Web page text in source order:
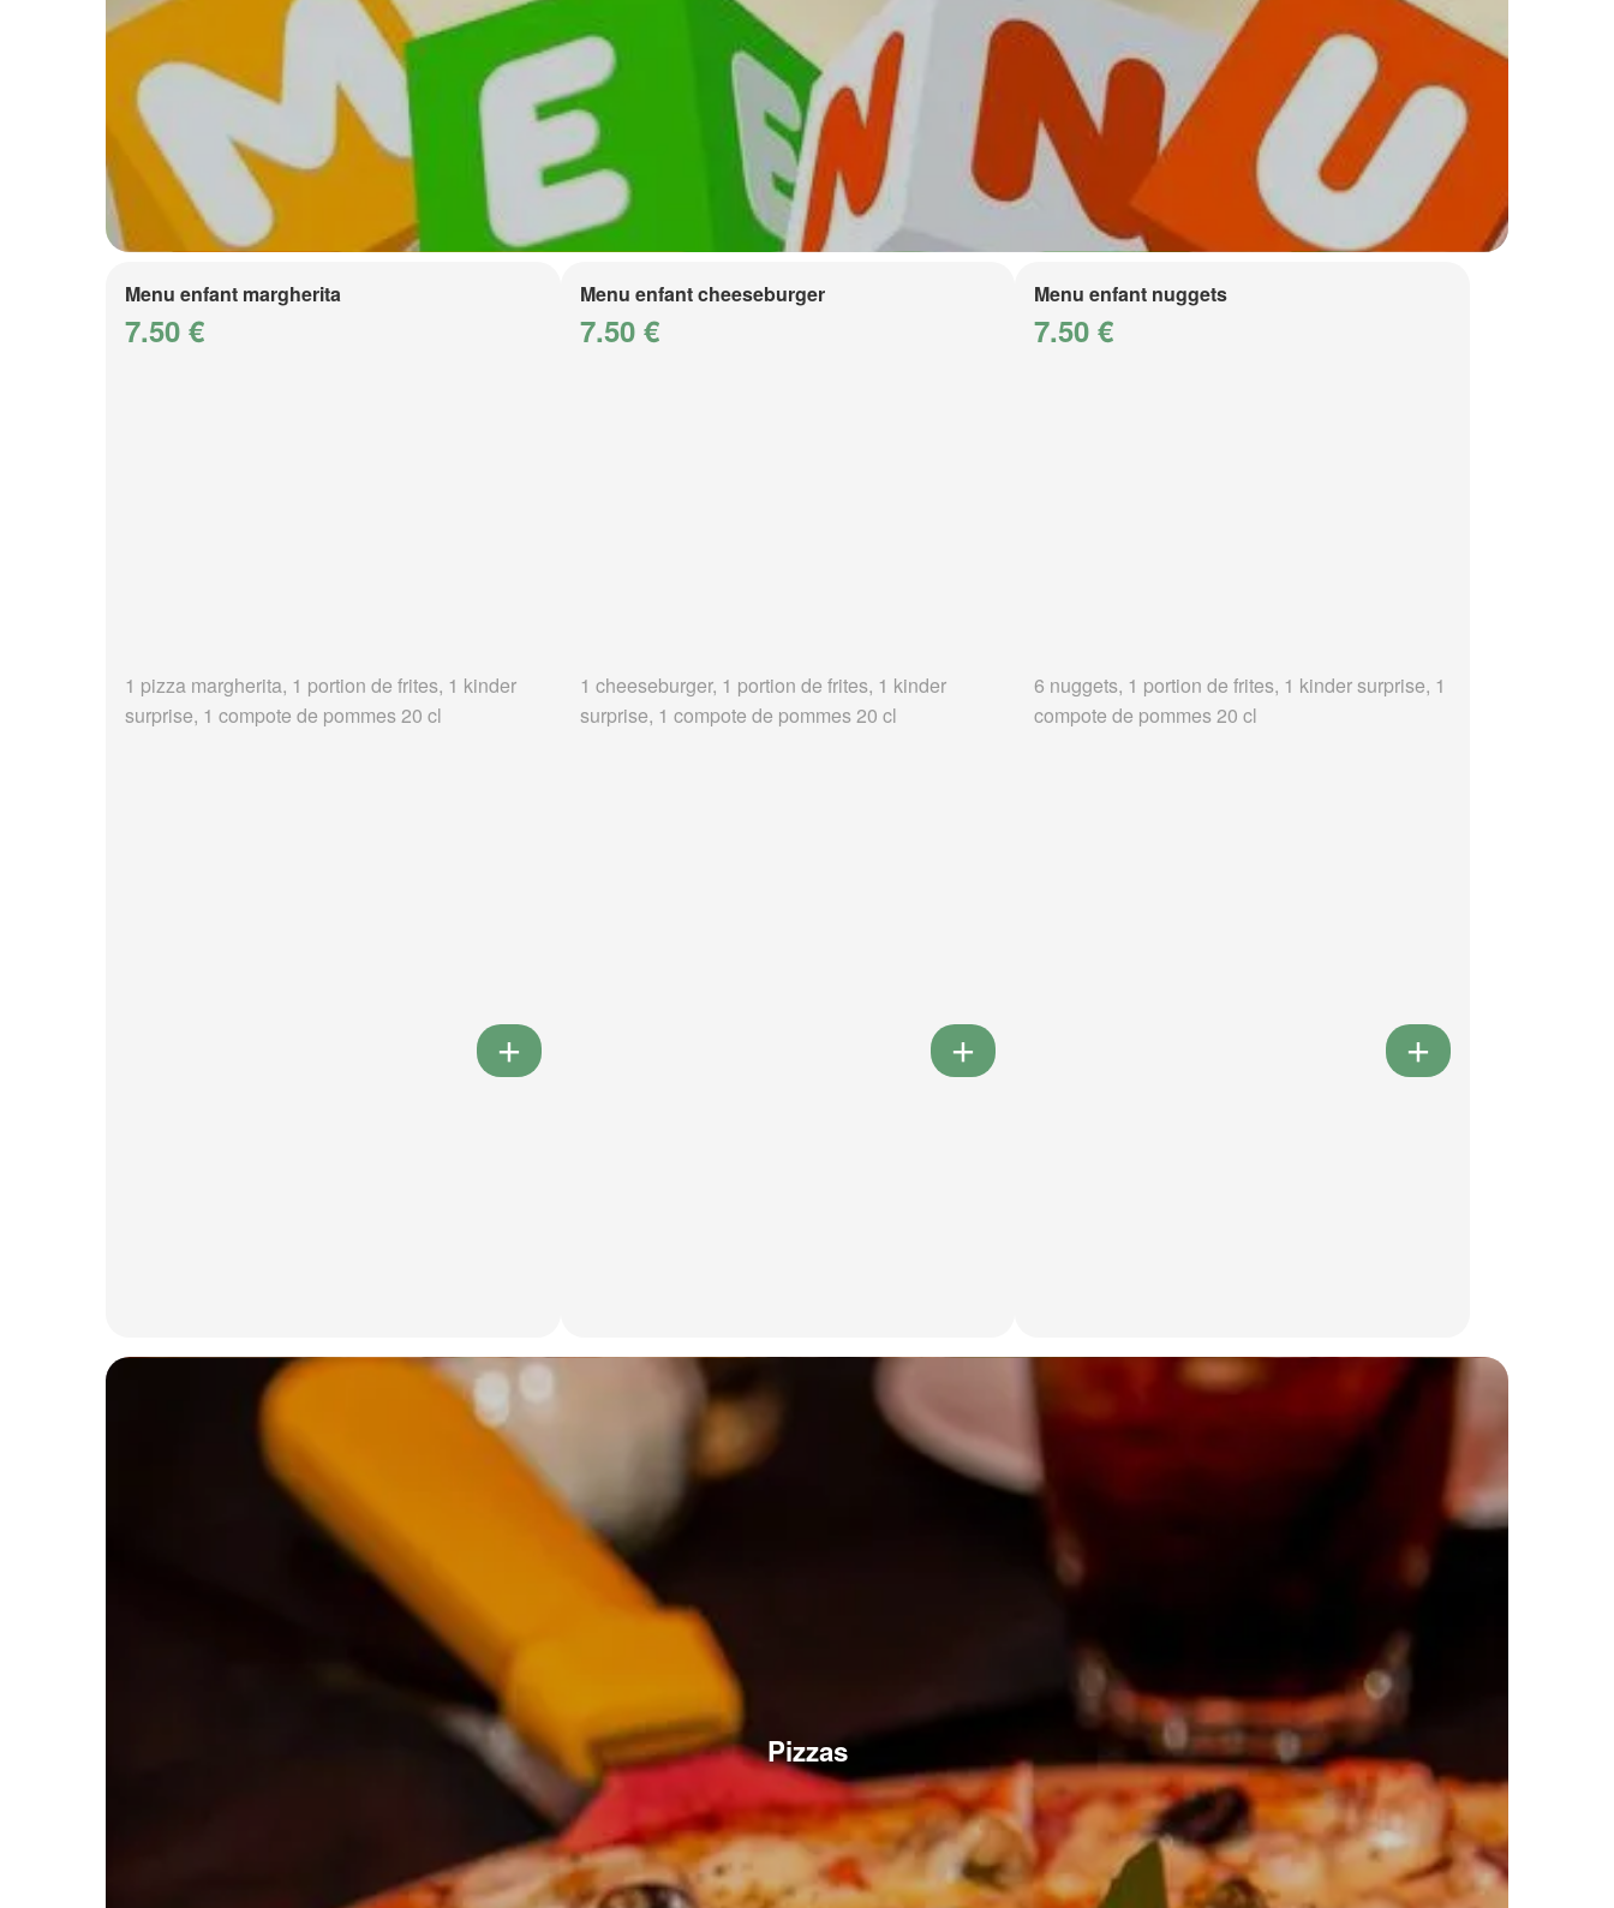
Menu enfant margherita
7.50 €
1 pizza margherita, 1 portion de frites, 1 kinder
surprise, 1 compote de pommes 20 cl
Menu enfant cheeseburger
7.50 €
1 cheeseburger, 1 portion de frites, 1 kinder
surprise, 1 compote de pommes 20 cl
Menu enfant nuggets
7.50 €
6 nuggets, 1 portion de frites, 1 kinder surprise, 1
compote de pommes 20 cl
Pizzas